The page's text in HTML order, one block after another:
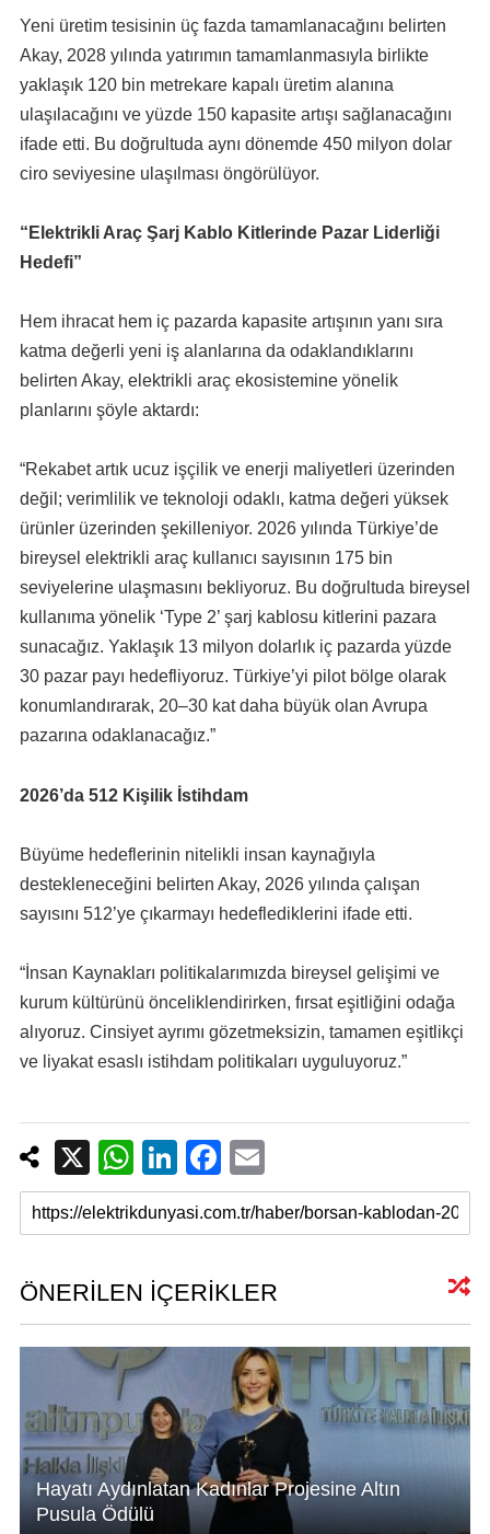
Yeni üretim tesisinin üç fazda tamamlanacağını belirten
Akay, 2028 yılında yatırımın tamamlanmasıyla birlikte
yaklaşık 120 bin metrekare kapalı üretim alanına
ulaşılacağını ve yüzde 150 kapasite artışı sağlanacağını
ifade etti. Bu doğrultuda aynı dönemde 450 milyon dolar
ciro seviyesine ulaşılması öngörülüyor.
“Elektrikli Araç Şarj Kablo Kitlerinde Pazar Liderliği
Hedefi”
Hem ihracat hem iç pazarda kapasite artışının yanı sıra
katma değerli yeni iş alanlarına da odaklandıklarını
belirten Akay, elektrikli araç ekosistemine yönelik
planlarını şöyle aktardı:
“Rekabet artık ucuz işçilik ve enerji maliyetleri üzerinden
değil; verimlilik ve teknoloji odaklı, katma değeri yüksek
ürünler üzerinden şekilleniyor. 2026 yılında Türkiye’de
bireysel elektrikli araç kullanıcı sayısının 175 bin
seviyelerine ulaşmasını bekliyoruz. Bu doğrultuda bireysel
kullanıma yönelik ‘Type 2’ şarj kablosu kitlerini pazara
sunacağız. Yaklaşık 13 milyon dolarlık iç pazarda yüzde
30 pazar payı hedefliyoruz. Türkiye’yi pilot bölge olarak
konumlandırarak, 20–30 kat daha büyük olan Avrupa
pazarına odaklanacağız.”
2026’da 512 Kişilik İstihdam
Büyüme hedeflerinin nitelikli insan kaynağıyla
destekleneceğini belirten Akay, 2026 yılında çalışan
sayısını 512’ye çıkarmayı hedeflediklerini ifade etti.
“İnsan Kaynakları politikalarımızda bireysel gelişimi ve
kurum kültürünü önceliklendirirken, fırsat eşitliğini odağa
alıyoruz. Cinsiyet ayrımı gözetmeksizin, tamamen eşitlikçi
ve liyakat esaslı istihdam politikaları uyguluyoruz.”
X
W
h
at
A
p
p
Li
n
k
dI
n
F
a
c
b
o
o
k
m
ail
ÖNERİLEN İÇERİKLER
Hayatı Aydınlatan Kadınlar Projesine Altın
Pusula Ödülü